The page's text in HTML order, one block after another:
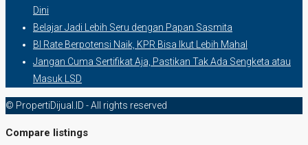
Dini
Belajar Jadi Lebih Seru dengan Papan Sasmita
BI Rate Berpotensi Naik, KPR Bisa Ikut Lebih Mahal
Jangan Cuma Sertifikat Aja, Pastikan Tak Ada Sengketa atau
Masuk LSD
© PropertiDijual.ID - All rights reserved
Compare listings